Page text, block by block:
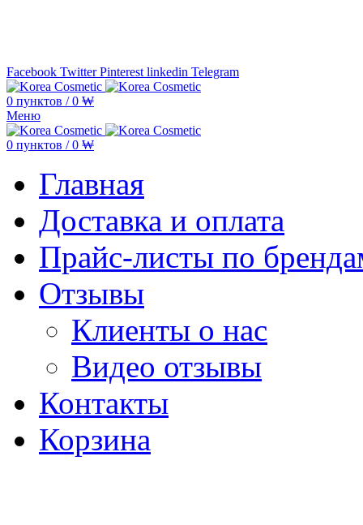
Facebook Twitter Pinterest linkedin Telegram
0 пунктов / 0 ₩
Меню
0 пунктов / 0 ₩
Главная
Доставка и оплата
Прайс-листы по
Отзывы
Клиенты о нас
Видео отзывы
Контакты
Корзина